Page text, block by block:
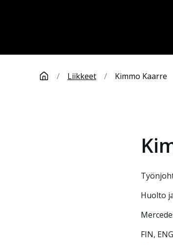
/ Liikkeet / Kimmo Kaarre
Huolto
FIN, ENG